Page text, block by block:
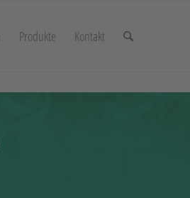
Produkte Kontakt